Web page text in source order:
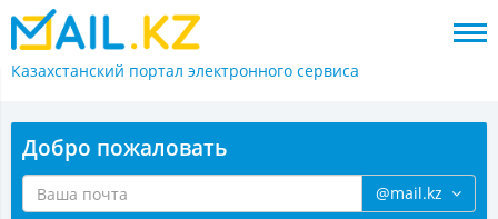
Казахстанский портал электронного сервиса
Добро пожаловать
@mail.kz